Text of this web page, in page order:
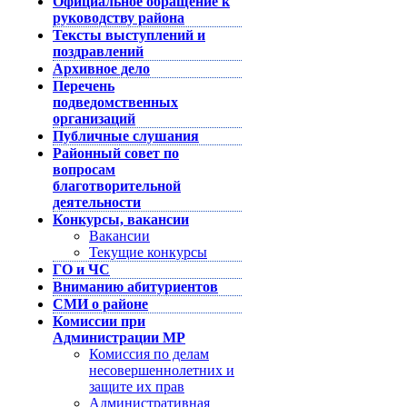
руководству района
Тексты выступлений и
поздравлений
Архивное дело
Перечень
подведомственных
организаций
Публичные слушания
Районный совет по
вопросам
благотворительной
деятельности
Конкурсы, вакансии
Вакансии
Текущие конкурсы
ГО и ЧС
Вниманию абитуриентов
СМИ о районе
Комиссии при
Администрации МР
Комиссия по делам
несовершеннолетних и
защите их прав
Административная